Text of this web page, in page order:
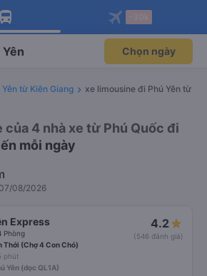
app Vexere ngay!
ưu đãi thành viên độc
Mở app
app Vexere
ghế khi đặt vé máy bay qua
Mở app
Yên Chọn ngày
từ Kiên Giang
xe limousine đi Phú Yên từ
của 4 nhà xe từ Phú Quốc đi
mỗi ngày
08/2026
Express
Phòng
4.2
(546 đánh giá)
Thới (Chợ 4 Con Chó)
phút
Yên (dọc QL1A)